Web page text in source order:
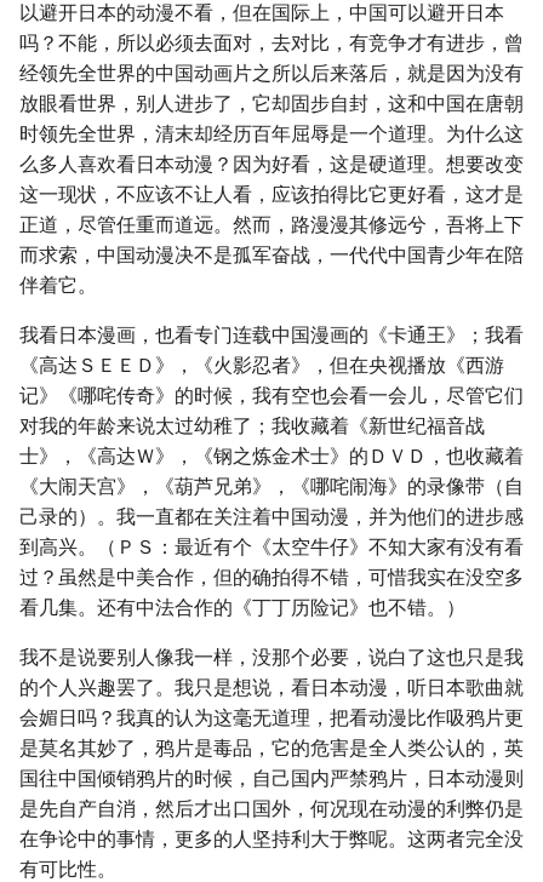
以避开日本的动漫不看，但在国际上，中国可以避开日本
吗？不能，所以必须去面对，去对比，有竞争才有进步，曾
经领先全世界的中国动画片之所以后来落后，就是因为没有
放眼看世界，别人进步了，它却固步自封，这和中国在唐朝
时领先全世界，清末却经历百年屈辱是一个道理。为什么这
么多人喜欢看日本动漫？因为好看，这是硬道理。想要改变
这一现状，不应该不让人看，应该拍得比它更好看，这才是
正道，尽管任重而道远。然而，路漫漫其修远兮，吾将上下
而求索，中国动漫决不是孤军奋战，一代代中国青少年在陪
伴着它。
我看日本漫画，也看专门连载中国漫画的《卡通王》；我看
《高达ＳＥＥＤ》，《火影忍者》，但在央视播放《西游
记》《哪咤传奇》的时候，我有空也会看一会儿，尽管它们
对我的年龄来说太过幼稚了；我收藏着《新世纪福音战
士》，《高达Ｗ》，《钢之炼金术士》的ＤＶＤ，也收藏着
《大闹天宫》，《葫芦兄弟》，《哪咤闹海》的录像带（自
己录的）。我一直都在关注着中国动漫，并为他们的进步感
到高兴。（ＰＳ：最近有个《太空牛仔》不知大家有没有看
过？虽然是中美合作，但的确拍得不错，可惜我实在没空多
看几集。还有中法合作的《丁丁历险记》也不错。）
我不是说要别人像我一样，没那个必要，说白了这也只是我
的个人兴趣罢了。我只是想说，看日本动漫，听日本歌曲就
会媚日吗？我真的认为这毫无道理，把看动漫比作吸鸦片更
是莫名其妙了，鸦片是毒品，它的危害是全人类公认的，英
国往中国倾销鸦片的时候，自己国内严禁鸦片，日本动漫则
是先自产自消，然后才出口国外，何况现在动漫的利弊仍是
在争论中的事情，更多的人坚持利大于弊呢。这两者完全没
有可比性。